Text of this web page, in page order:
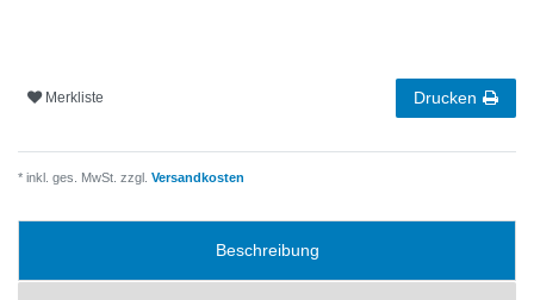
Merkliste Drucken
* inkl. ges. MwSt. zzgl. Versandkosten
Beschreibung